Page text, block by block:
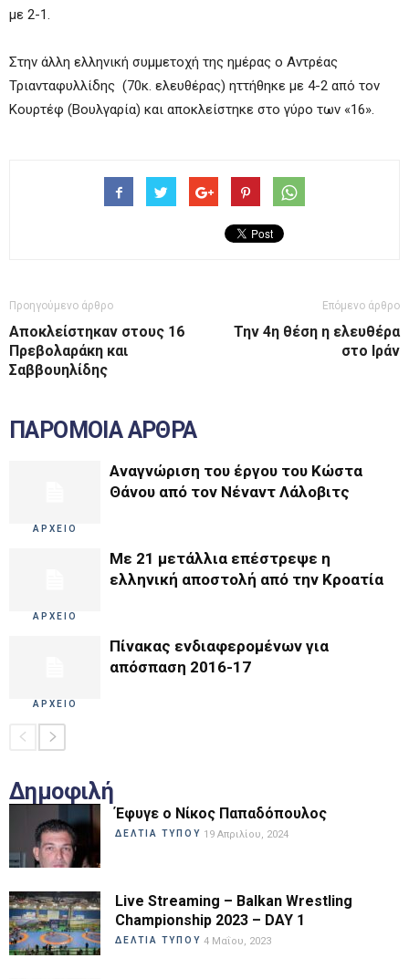
με 2-1.
Στην άλλη ελληνική συμμετοχή της ημέρας ο Αντρέας
Τριανταφυλλίδης (70κ. ελευθέρας) ηττήθηκε με 4-2 από τον
Κουρτέφ (Βουλγαρία) και αποκλείστηκε στο γύρο των «16».
Προηγούμενο άρθρο
Αποκλείστηκαν στους 16
Πρεβολαράκη και
Σαββουηλίδης
Επόμενο άρθρο
Την 4η θέση η ελευθέρα
στο Ιράν
ΠΑΡΟΜΟΙΑ ΑΡΘΡΑ
ΑΡΧΕΙΟ
Αναγνώριση του έργου του Κώστα
Θάνου από τον Νέναντ Λάλοβιτς
ΑΡΧΕΙΟ
Με 21 μετάλλια επέστρεψε η
ελληνική αποστολή από την Κροατία
ΑΡΧΕΙΟ
Πίνακας ενδιαφερομένων για
απόσπαση 2016-17
Δημοφιλή
Έφυγε ο Νίκος Παπαδόπουλος
ΔΕΛΤΙΑ ΤΥΠΟΥ 19 Απριλίου, 2024
Live Streaming – Balkan Wrestling
Championship 2023 – DAY 1
ΔΕΛΤΙΑ ΤΥΠΟΥ 4 Μαΐου, 2023